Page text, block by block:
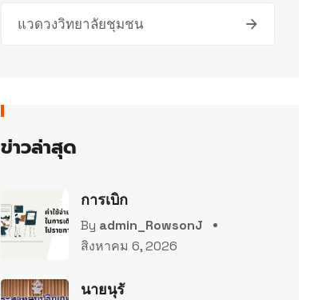
แวดวงวิทยาลัยชุมชน
ข่าวล่าสุด
การเบิก
By admin_RowsonJ
สิงหาคม 6, 2026
นายนุรั